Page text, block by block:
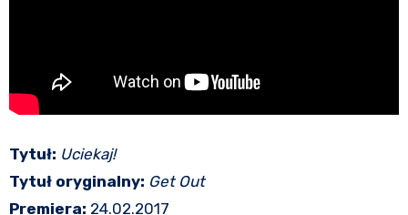
Tytuł: Uciekaj!
Tytuł oryginalny: Get Out
Premiera: 24.02.2017